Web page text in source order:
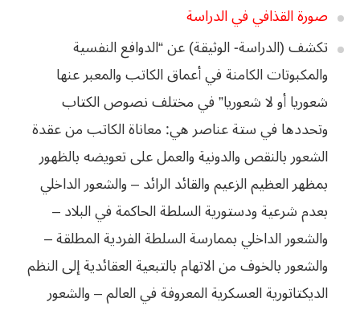
صورة‭ ‬القذافي‭ ‬في‭ ‬الدراسة
تكشف (الدراسة- الوثيقة) عن “الدوافع النفسية
والمكبوتات الكامنة في أعماق الكاتب والمعبر عنها
شعوريا أو لا شعوريا” في مختلف نصوص الكتاب
وتحددها في ستة عناصر هي: معاناة الكاتب من عقدة
الشعور بالنقص والدونية والعمل على تعويضه بالظهور
بمظهر العظيم الزعيم والقائد الرائد – والشعور الداخلي
بعدم شرعية ودستورية السلطة الحاكمة في البلاد –
والشعور الداخلي بممارسة السلطة الفردية المطلقة –
والشعور بالخوف من الاتهام بالتبعية العقائدية إلى النظم
الديكتاتورية العسكرية المعروفة في العالم – والشعور